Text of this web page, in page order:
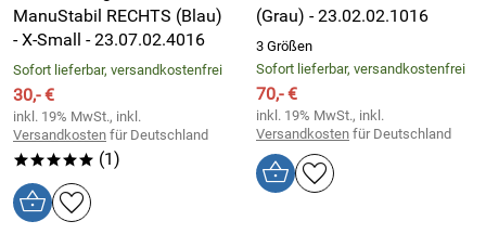
ManuStabil RECHTS (Blau)
- X-Small - 23.07.02.4016
Sofort lieferbar, versandkostenfrei
30,- €
inkl. 19% MwSt., inkl.
Versandkosten für Deutschland
***** (1)
(Grau) - 23.02.02.1016
3 Größen
Sofort lieferbar, versandkostenfrei
70,- €
inkl. 19% MwSt., inkl.
Versandkosten für Deutschland